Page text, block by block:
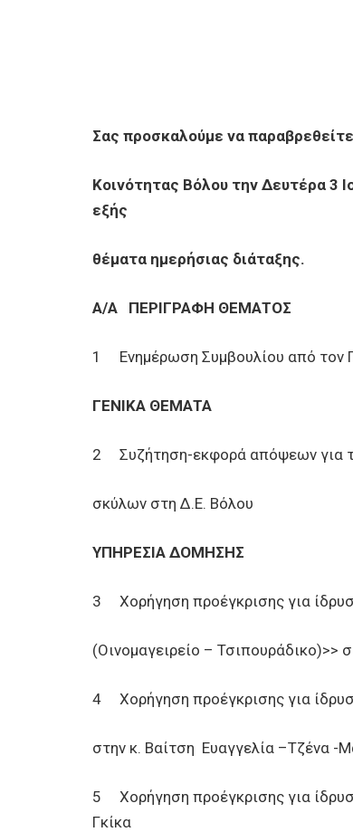
Σας προσκαλούμε να
Κοινότητας Βόλου την Δευτέρα 3
εξής
θέματα ημερήσιας διάταξης.
Α/Α ΠΕΡΙΓΡΑΦΗ ΘΕΜΑΤΟΣ
1 Ενημέρωση Συμβουλίου από τον
ΓΕΝΙΚΑ ΘΕΜΑΤΑ
2 Συζήτηση-εκφορά απόψεων για
σκύλων στη Δ.Ε. Βόλου
ΥΠΗΡΕΣΙΑ ΔΟΜΗΣΗΣ
3 Χορήγηση προέγκρισης για
(Οινομαγειρείο – Τσιπουράδικο)>>
4 Χορήγηση προέγκρισης για
στην κ. Bαίτση Ευαγγελία –Τζένα -
5 Χορήγηση προέγκρισης για
Γκίκα